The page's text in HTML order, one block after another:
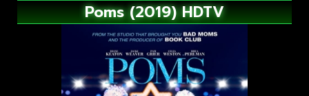
Poms (2019) HDTV